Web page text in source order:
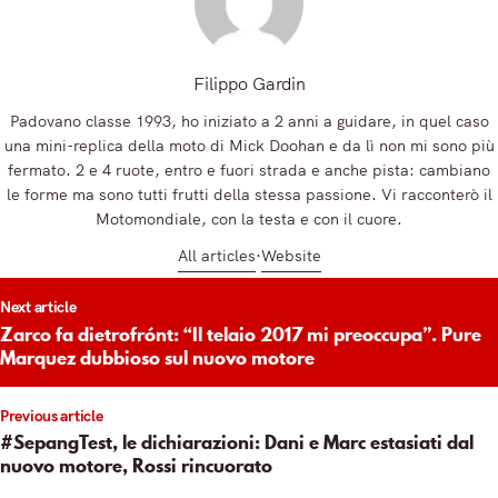
Filippo Gardin
Padovano classe 1993, ho iniziato a 2 anni a guidare, in quel caso
una mini-replica della moto di Mick Doohan e da lì non mi sono più
fermato. 2 e 4 ruote, entro e fuori strada e anche pista: cambiano
le forme ma sono tutti frutti della stessa passione. Vi racconterò il
Motomondiale, con la testa e con il cuore.
All articles Website
Previous article
#SepangTest, le dichiarazioni: Dani e Marc estasiati dal
nuovo motore, Rossi rincuorato
Next article
Zarco fa dietrofrónt: “Il telaio 2017 mi preoccupa”. Pure
Marquez dubbioso sul nuovo motore